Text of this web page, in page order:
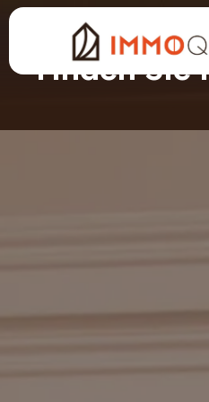
Immobilie kaufen
Finden Sie